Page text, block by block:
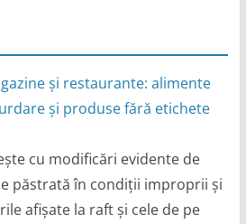
și restaurante: alimente
și produse fără etichete
cu modificări evidente de
păstrată în condiții improprii și
afișate la raft și cele de pe